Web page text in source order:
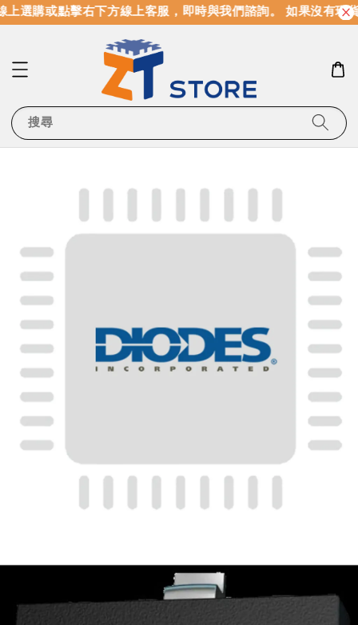
選購或點擊右下方線上客服，即時與我們諮詢。 如果沒有現
搜尋